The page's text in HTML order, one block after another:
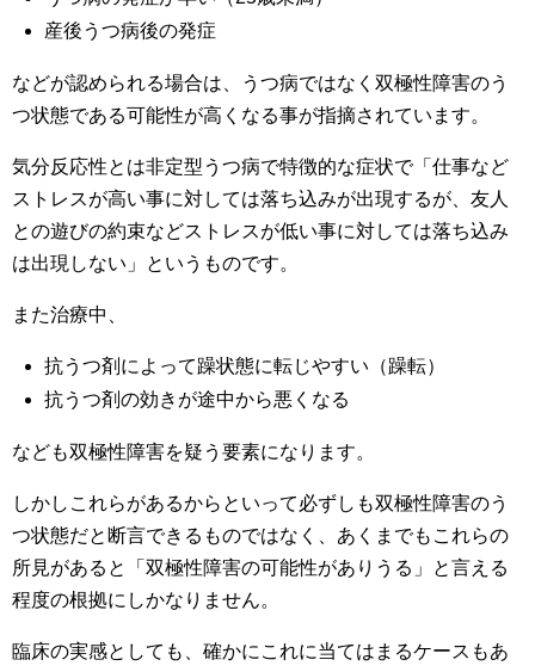
産後うつ病後の発症
などが認められる場合は、うつ病ではなく双極性障害のう
つ状態である可能性が高くなる事が指摘されています。
気分反応性とは非定型うつ病で特徴的な症状で「仕事など
ストレスが高い事に対しては落ち込みが出現するが、友人
との遊びの約束などストレスが低い事に対しては落ち込み
は出現しない」というものです。
また治療中、
抗うつ剤によって躁状態に転じやすい（躁転）
抗うつ剤の効きが途中から悪くなる
なども双極性障害を疑う要素になります。
しかしこれらがあるからといって必ずしも双極性障害のう
つ状態だと断言できるものではなく、あくまでもこれらの
所見があると「双極性障害の可能性がありうる」と言える
程度の根拠にしかなりません。
臨床の実感としても、確かにこれに当てはまるケースもあ